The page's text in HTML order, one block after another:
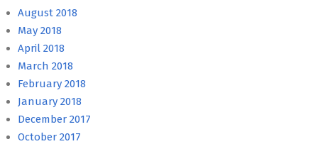
August 2018
May 2018
April 2018
March 2018
February 2018
January 2018
December 2017
October 2017